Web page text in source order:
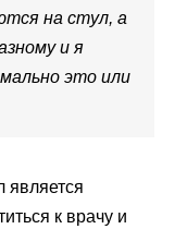
на стул, а
и я
это или
является
к врачу и